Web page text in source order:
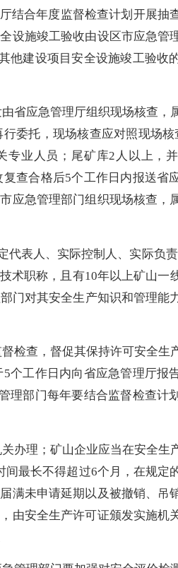
结合年度监督检查计划开展抽
设施竣工验收由设区市应急管
其他建设项目安全设施竣工验收
省应急管理厅组织现场核查，
委托，现场核查应对照现场
业人员；尾矿库2人以上，
查合格后5个工作日内报送省
应急管理部门组织现场核查，
代表人、实际控制人、实际负
术职称，且有10年以上矿山一
门对其安全生产知识和管理能
检查，督促其保持许可安全生
5个工作日内向省应急管理厅报
理部门每年要结合监督检查计
办理；矿山企业应当在安全生
最长不得超过6个月，在规定
满未申请延期以及被撤销、吊
由安全生产许可证颁发实施机